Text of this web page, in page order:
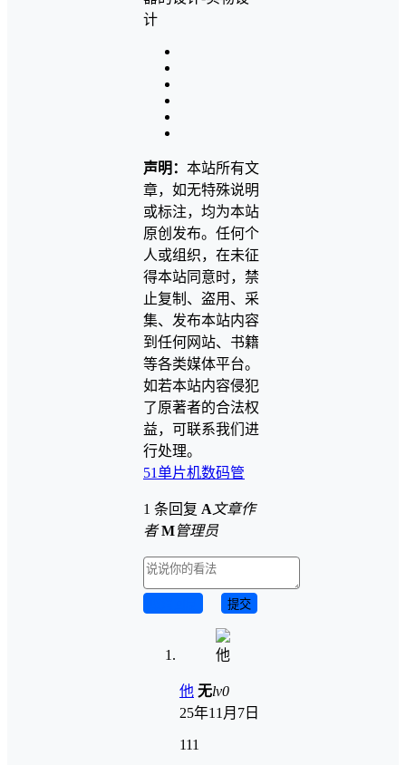
声明： 本站所有文
章，如无特殊说明
或标注，均为本站
原创发布。任何个
人或组织，在未征
得本站同意时，禁
止复制、盗用、采
集、发布本站内容
到任何网站、书籍
等各类媒体平台。
如若本站内容侵犯
了原著者的合法权
益，可联系我们进
行处理。
51单片机数码管
1 条回复 A文章作
者 M管理员
提交
他 无lv0
25年11月7日
111